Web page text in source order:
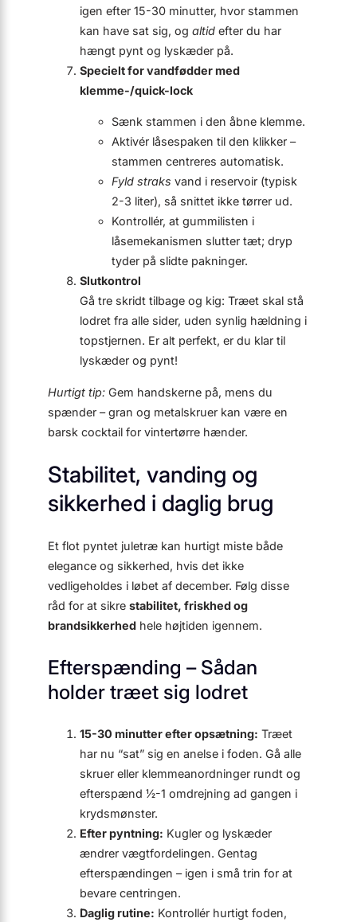
igen efter 15-30 minutter, hvor stammen
kan have sat sig, og altid efter du har
hængt pynt og lyskæder på.
Specielt for vandfødder med
klemme-/quick-lock
Sænk stammen i den åbne klemme.
Aktivér låsespaken til den klikker –
stammen centreres automatisk.
Fyld straks vand i reservoir (typisk
2-3 liter), så snittet ikke tørrer ud.
Kontrollér, at gummilisten i
låsemekanismen slutter tæt; dryp
tyder på slidte pakninger.
Slutkontrol
Gå tre skridt tilbage og kig: Træet skal stå
lodret fra alle sider, uden synlig hældning i
topstjernen. Er alt perfekt, er du klar til
lyskæder og pynt!
Hurtigt tip: Gem handskerne på, mens du
spænder – gran og metalskruer kan være en
barsk cocktail for vintertørre hænder.
Stabilitet, vanding og
sikkerhed i daglig brug
Et flot pyntet juletræ kan hurtigt miste både
elegance og sikkerhed, hvis det ikke
vedligeholdes i løbet af december. Følg disse
råd for at sikre stabilitet, friskhed og
brandsikkerhed hele højtiden igennem.
Efterspænding – Sådan
holder træet sig lodret
15-30 minutter efter opsætning: Træet
har nu “sat” sig en anelse i foden. Gå alle
skruer eller klemmeanordninger rundt og
efterspænd ½-1 omdrejning ad gangen i
krydsmønster.
Efter pyntning: Kugler og lyskæder
ændrer vægtfordelingen. Gentag
efterspændingen – igen i små trin for at
bevare centringen.
Daglig rutine: Kontrollér hurtigt foden,